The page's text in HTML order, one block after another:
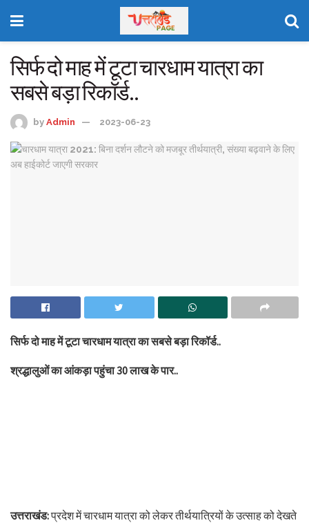
सिर्फ दो माह में टूटा चारधाम यात्रा का
सबसे बड़ा रिकॉर्ड..
by Admin 2023-06-23
सिर्फ दो माह में टूटा चारधाम यात्रा का सबसे बड़ा रिकॉर्ड..
श्रद्धालुओं का आंकड़ा पहुंचा 30 लाख के पार..
उत्तराखंड:प्रदेश में चारधाम यात्रा को लेकर तीर्थयात्रियों के उत्साह को देखते